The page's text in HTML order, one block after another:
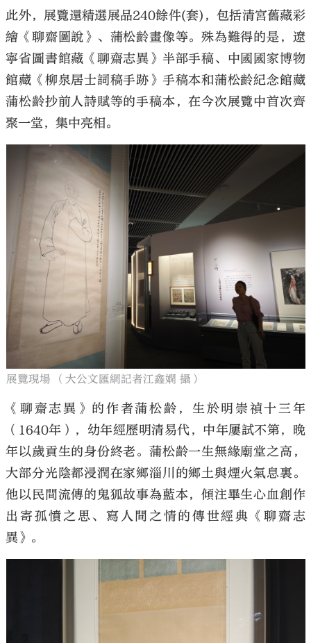
此外，展覽還精選展品240餘件(套)，包括清宮舊藏彩
繪《聊齋圖說》、蒲松齡畫像等。殊為難得的是，遼
寧省圖書館藏《聊齋志異》半部手稿、中國國家博物
館藏《柳泉居士詞稿手跡》手稿本和蒲松齡紀念館藏
蒲松齡抄前人詩賦等的手稿本，在今次展覽中首次齊
聚一堂，集中亮相。
展覽現場 （大公文匯網記者江鑫嫻 攝）
《聊齋志異》的作者蒲松齡，生於明崇禎十三年
（1640年），幼年經歷明清易代，中年屢試不第，晚
年以歲貢生的身份終老。蒲松齡一生無緣廟堂之高，
大部分光陰都浸潤在家鄉淄川的鄉土與煙火氣息裏。
他以民間流傳的鬼狐故事為藍本，傾注畢生心血創作
出寄孤憤之思、寫人間之情的傳世經典《聊齋志
異》。